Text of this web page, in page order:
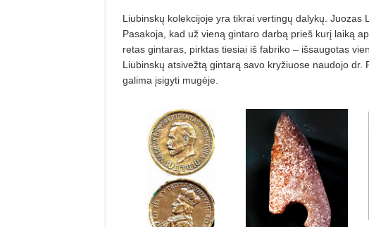
Liubinskų kolekcijoje yra tikrai vertin­gų dalykų . Juozas
Pasakoja, kad už vieną gintaro darbą prieš kurį laiką
retas gintaras, pirktas tiesiai iš fabriko – išsaugotas
Liubinskų atsivežtą gintarą savo kryžiuose naudojo dr.
galima įsigyti mugėje.